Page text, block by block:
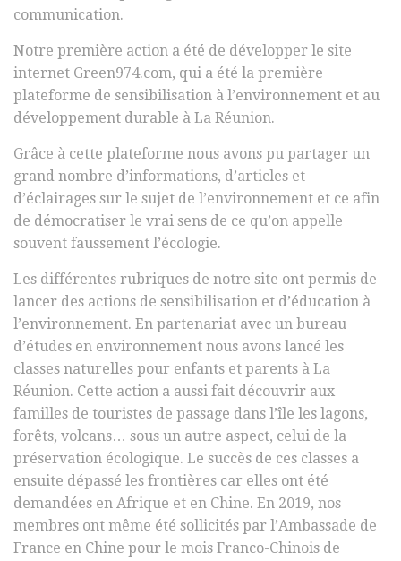
communication.
Notre première action a été de développer le site
internet Green974.com, qui a été la première
plateforme de sensibilisation à l’environnement et au
développement durable à La Réunion.
Grâce à cette plateforme nous avons pu partager un
grand nombre d’informations, d’articles et
d’éclairages sur le sujet de l’environnement et ce afin
de démocratiser le vrai sens de ce qu’on appelle
souvent faussement l’écologie.
Les différentes rubriques de notre site ont permis de
lancer des actions de sensibilisation et d’éducation à
l’environnement. En partenariat avec un bureau
d’études en environnement nous avons lancé les
classes naturelles pour enfants et parents à La
Réunion. Cette action a aussi fait découvrir aux
familles de touristes de passage dans l’île les lagons,
forêts, volcans… sous un autre aspect, celui de la
préservation écologique. Le succès de ces classes a
ensuite dépassé les frontières car elles ont été
demandées en Afrique et en Chine. En 2019, nos
membres ont même été sollicités par l’Ambassade de
France en Chine pour le mois Franco-Chinois de